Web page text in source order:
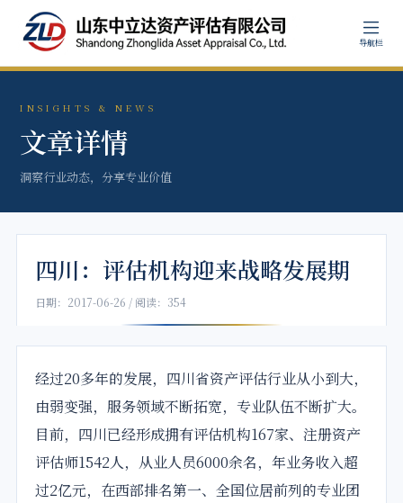
导航栏
INSIGHTS & NEWS
文章详情
洞察行业动态，分享专业价值
四川：评估机构迎来战略发展期
日期：2017-06-26 / 阅读：354
经过20多年的发展， 四川省资产评估行业从小到大，
由弱变强，服务领域不断拓宽，专业队伍不断扩大。
目前， 四川已经形成拥有评估机构167家、注册资产
评估师1542人，从业人员6000余名，年业务收入超
过2亿元，在西部排名第一、全国位居前列的专业团